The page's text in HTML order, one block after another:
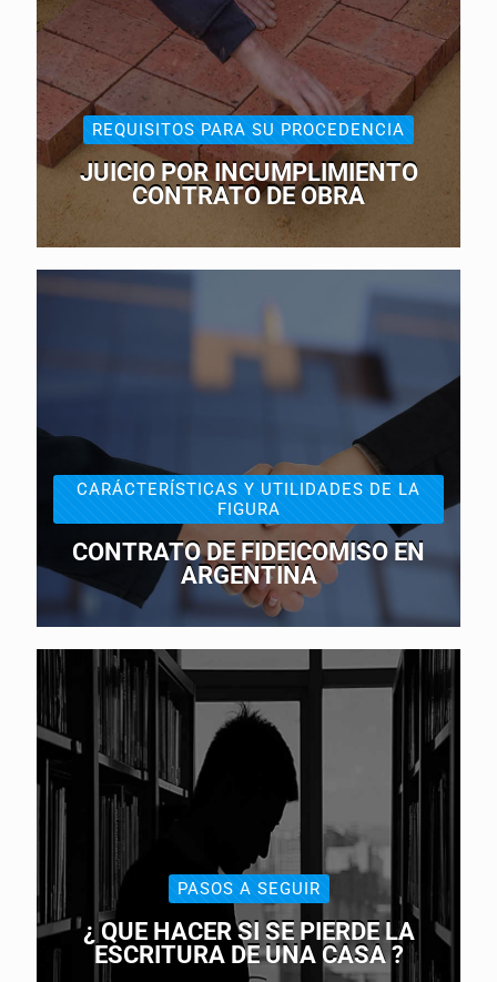
REQUISITOS PARA SU PROCEDENCIA
JUICIO POR INCUMPLIMIENTO
CONTRATO DE OBRA
CARÁCTERÍSTICAS Y UTILIDADES DE LA
FIGURA
CONTRATO DE FIDEICOMISO EN
ARGENTINA
PASOS A SEGUIR
¿ QUE HACER SI SE PIERDE LA
ESCRITURA DE UNA CASA ?